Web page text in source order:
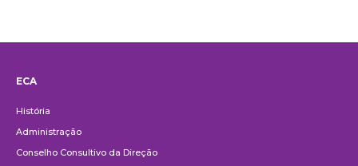
ECA
História
Administração
Conselho Consultivo da Direção